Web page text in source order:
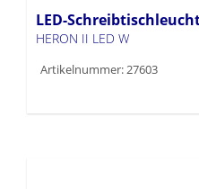
LED-
HERON II LED W
Artikelnummer: 27603